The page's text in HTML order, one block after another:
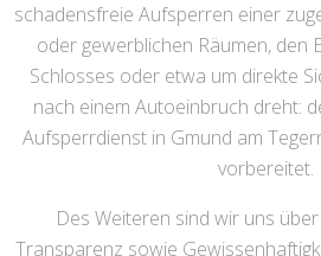
schadensfreie Aufsperren einer
oder gewerblichen Räumen, den
Schlosses oder etwa um direkte
nach einem Autoeinbruch dreht:
Aufsperrdienst in Gmund am
vorbereitet.
Des Weiteren sind wir uns
Transparenz sowie